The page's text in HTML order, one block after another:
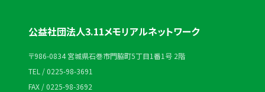
公益社団法人3.11メモリアルネットワーク
〒986-0834 宮城県石巻市門脇町5丁目1番1号 2階
TEL / 0225-98-3691
FAX / 0225-98-3692